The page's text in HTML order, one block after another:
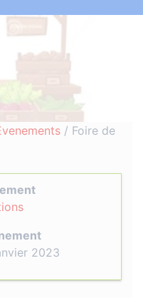
/ Foire de
2023